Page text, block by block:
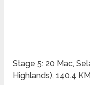
Stage 5: 20 Mac,
Highlands), 140.4 KM